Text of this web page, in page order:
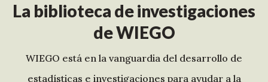
La biblioteca de investigaciones
de WIEGO
WIEGO está en la vanguardia del desarrollo de
estadísticas e investigaciones para ayudar a la